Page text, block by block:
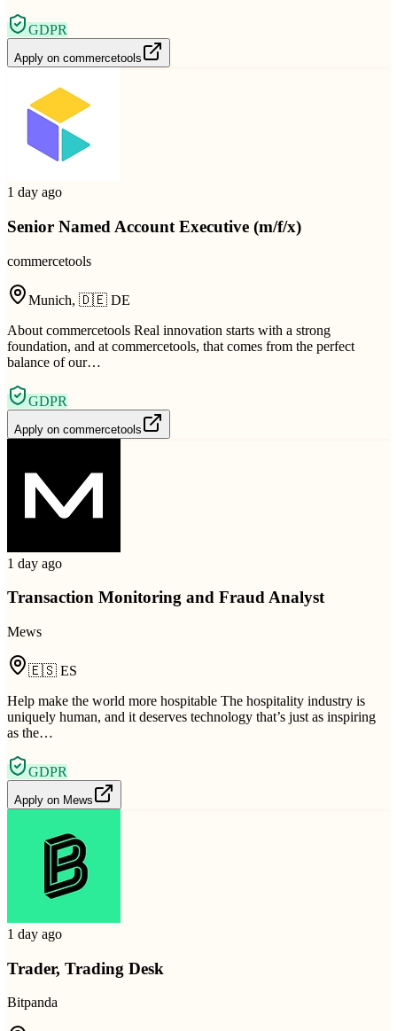
GDPR
Apply on commercetools
1 day ago
Senior Named Account Executive (m/f/x)
commercetools
Munich, 🇩🇪 DE
About commercetools Real innovation starts with a strong
foundation, and at commercetools, that comes from the perfect
balance of our…
GDPR
Apply on commercetools
1 day ago
Transaction Monitoring and Fraud Analyst
Mews
🇪🇸 ES
Help make the world more hospitable The hospitality industry is
uniquely human, and it deserves technology that’s just as inspiring
as the…
GDPR
Apply on Mews
1 day ago
Trader, Trading Desk
Bitpanda